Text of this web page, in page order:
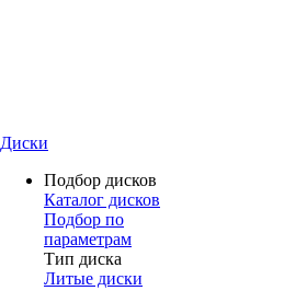
Диски
Подбор дисков
Каталог дисков
Подбор по
параметрам
Тип диска
Литые диски